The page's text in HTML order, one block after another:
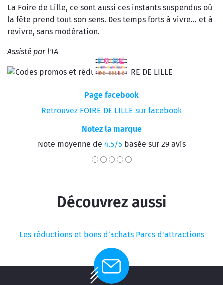
La Foire de Lille, ce sont aussi ces instants suspendus où
la fête prend tout son sens. Des temps forts à vivre… et à
revivre, sans modération.
Assisté par l'IA
Page facebook
Retrouvez FOIRE DE LILLE sur facebook
Notez la marque
Note moyenne de 4.5/5basée sur 29 avis
Découvrez aussi
Les réductions et bons d’achats Parcs d'attractions